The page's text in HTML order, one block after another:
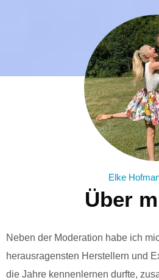
Elke
Über
Neben der Moderation habe ich
herausragensten Herstellern und
die Jahre kennenlernen durfte,